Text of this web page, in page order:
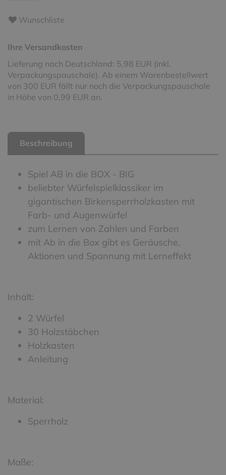
Wunschliste
Ihre Versandkosten
Lieferung nach Deutschland: 5,98 EUR (inkl.
Verpackungspauschale). Ab einem Warenbestellwert
von 300 EUR fällt nur noch die Verpackungspauschale
in Höhe von 0,99 EUR an.
Beschreibung
Spiel AB in die BOX - BIG
beliebter Würfelspielklassiker im
gigantischen Birkensperrholzkasten mit
Farb- und Augenwürfel
zum Lernen von Zahlen und Farben
mit Ab in die Box gibt es Geräusche,
Aktionen und Spannung mit Lerneffekt
Inhalt:
2 Würfel
30 Holzstäbchen
Holzkasten
Anleitung
Material:
Sperrholz
Maße: